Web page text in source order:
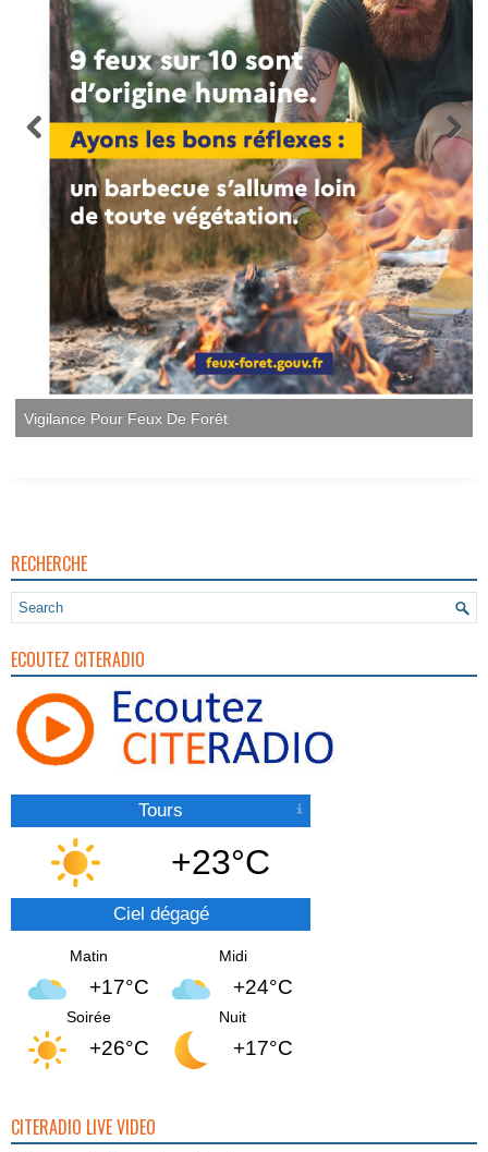
Vigilance Pour Feux De Forêt
RECHERCHE
ECOUTEZ CITERADIO
Tours
+23°C
Ciel dégagé
Matin
+17°C
Midi
+24°C
Soirée
+26°C
Nuit
+17°C
CITERADIO LIVE VIDEO